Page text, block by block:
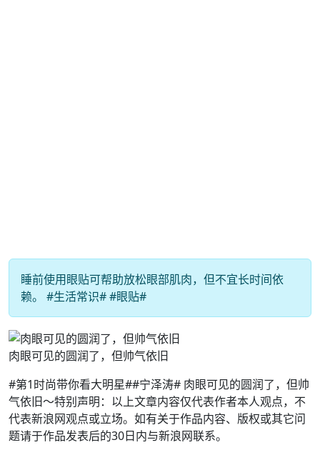
睡前使用眼贴可帮助放松眼部肌肉，但不宜长时间依
赖。 #生活常识# #眼贴#
肉眼可见的圆润了，但帅气依旧
#第1时尚带你看大明星##宁泽涛# 肉眼可见的圆润了，但帅
气依旧～特别声明：以上文章内容仅代表作者本人观点，不
代表新浪网观点或立场。如有关于作品内容、版权或其它问
题请于作品发表后的30日内与新浪网联系。